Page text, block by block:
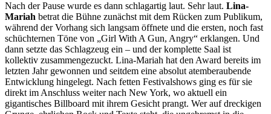
Nach der Pause wurde es dann schlagartig laut. Sehr laut. Lina-
Mariah betrat die Bühne zunächst mit dem Rücken zum Publikum,
während der Vorhang sich langsam öffnete und die ersten, noch fast
schüchternen Töne von „Girl With A Gun, Angry“ erklangen. Und
dann setzte das Schlagzeug ein – und der komplette Saal ist
kollektiv zusammengezuckt. Lina-Mariah hat den Award bereits im
letzten Jahr gewonnen und seitdem eine absolut atemberaubende
Entwicklung hingelegt. Nach fetten Festivalshows ging es für sie
direkt im Anschluss weiter nach New York, wo aktuell ein
gigantisches Billboard mit ihrem Gesicht prangt. Wer auf dreckigen